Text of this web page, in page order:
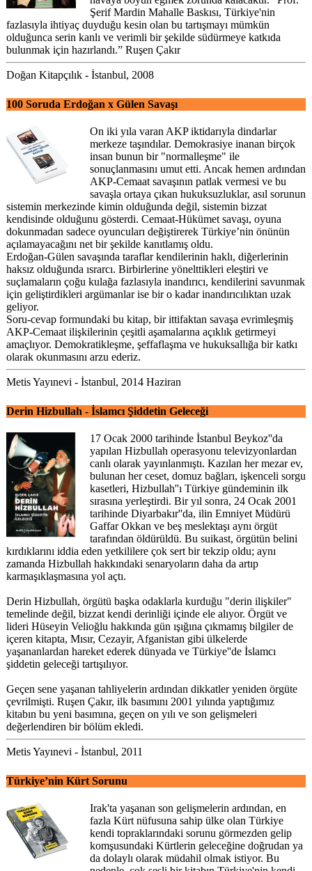
Şerif Mardin Mahalle Baskısı, Türkiye'nin
fazlasıyla ihtiyaç duyduğu kesin olan bu tartışmayı mümkün
olduğunca serin kanlı ve verimli bir şekilde südürmeye katkıda
bulunmak için hazırlandı.” Ruşen Çakır
Doğan Kitapçılık - İstanbul, 2008
100 Soruda Erdoğan x Gülen Savaşı
On iki yıla varan AKP iktidarıyla dindarlar
merkeze taşındılar. Demokrasiye inanan birçok
insan bunun bir "normalleşme" ile
sonuçlanmasını umut etti. Ancak hemen ardından
AKP-Cemaat savaşının patlak vermesi ve bu
savaşla ortaya çıkan hukuksuzluklar, asıl sorunun
sistemin merkezinde kimin olduğunda değil, sistemin bizzat
kendisinde olduğunu gösterdi. Cemaat-Hükümet savaşı, oyuna
dokunmadan sadece oyuncuları değiştirerek Türkiye’nin önünün
açılamayacağını net bir şekilde kanıtlamış oldu.
Erdoğan-Gülen savaşında taraflar kendilerinin haklı, diğerlerinin
haksız olduğunda ısrarcı. Birbirlerine yönelttikleri eleştiri ve
suçlamaların çoğu kulağa fazlasıyla inandırıcı, kendilerini savunmak
için geliştirdikleri argümanlar ise bir o kadar inandırıcılıktan uzak
geliyor.
Soru-cevap formundaki bu kitap, bir ittifaktan savaşa evrimleşmiş
AKP-Cemaat ilişkilerinin çeşitli aşamalarına açıklık getirmeyi
amaçlıyor. Demokratikleşme, şeffaflaşma ve hukuksallığa bir katkı
olarak okunmasını arzu ederiz.
Metis Yayınevi - İstanbul, 2014 Haziran
Derin Hizbullah - İslamcı Şiddetin Geleceği
17 Ocak 2000 tarihinde İstanbul Beykoz''da
yapılan Hizbullah operasyonu televizyonlardan
canlı olarak yayınlanmıştı. Kazılan her mezar ev,
bulunan her ceset, domuz bağları, işkenceli sorgu
kasetleri, Hizbullah''ı Türkiye gündeminin ilk
sırasına yerleştirdi. Bir yıl sonra, 24 Ocak 2001
tarihinde Diyarbakır''da, ilin Emniyet Müdürü
Gaffar Okkan ve beş meslektaşı aynı örgüt
tarafından öldürüldü. Bu suikast, örgütün belini
kırdıklarını iddia eden yetkililere çok sert bir tekzip oldu; aynı
zamanda Hizbullah hakkındaki senaryoların daha da artıp
karmaşıklaşmasına yol açtı.
Derin Hizbullah, örgütü başka odaklarla kurduğu "derin ilişkiler"
temelinde değil, bizzat kendi derinliği içinde ele alıyor. Örgüt ve
lideri Hüseyin Velioğlu hakkında gün ışığına çıkmamış bilgiler de
içeren kitapta, Mısır, Cezayir, Afganistan gibi ülkelerde
yaşananlardan hareket ederek dünyada ve Türkiye''de İslamcı
şiddetin geleceği tartışılıyor.
Geçen sene yaşanan tahliyelerin ardından dikkatler yeniden örgüte
çevrilmişti. Ruşen Çakır, ilk basımını 2001 yılında yaptığımız
kitabın bu yeni basımına, geçen on yılı ve son gelişmeleri
değerlendiren bir bölüm ekledi.
Metis Yayınevi - İstanbul, 2011
Türkiye’nin Kürt Sorunu
Irak'ta yaşanan son gelişmelerin ardından, en
fazla Kürt nüfusuna sahip ülke olan Türkiye
kendi topraklarındaki sorunu görmezden gelip
komşusundaki Kürtlerin geleceğine doğrudan ya
da dolaylı olarak müdahil olmak istiyor. Bu